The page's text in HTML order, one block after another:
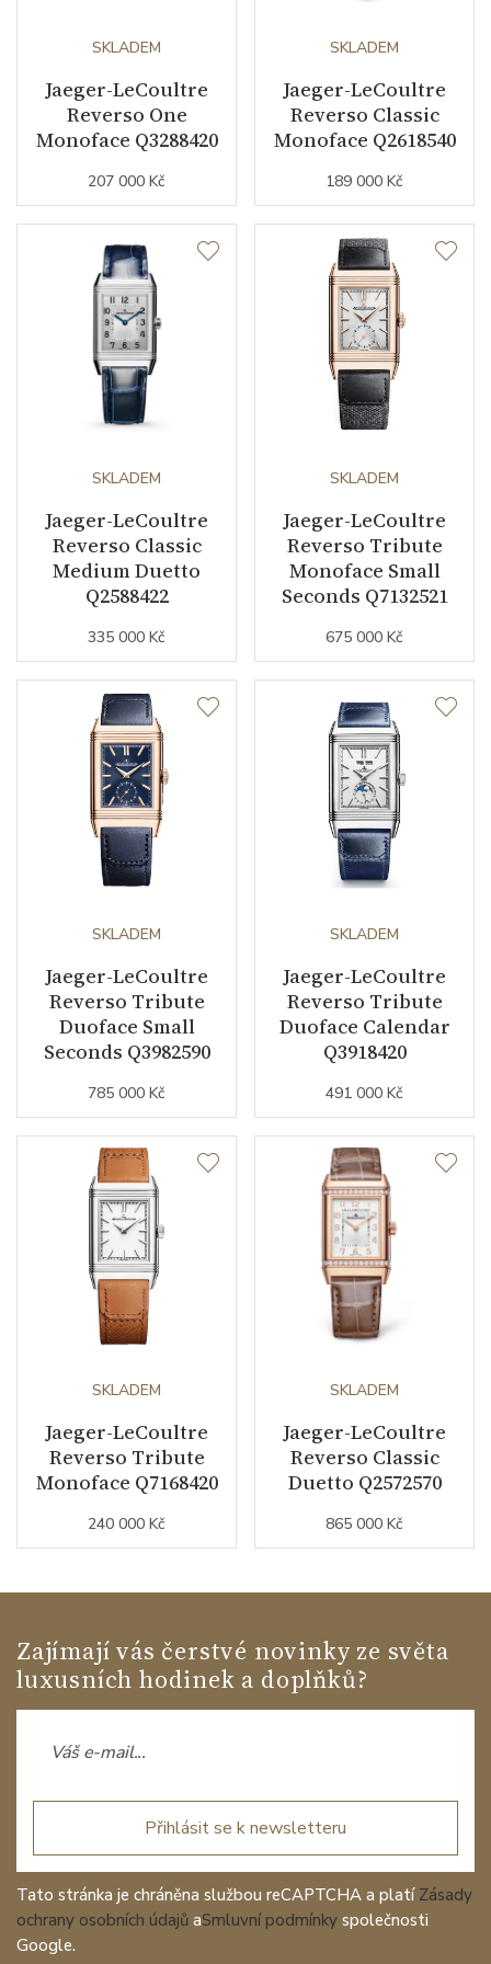
Kyvy strojku
Funkce
Datumovka
Barva číselníku
Indexy číselníku arabské číslice
Materiál řemínku telecí kůže
Barva řemínku
Šířka řemínku (nožky/spona) 20/18
Doplňující údaje
Záruční doba
nepodnikatelé (měsíců)
Modelová řada
SKLADEM
Jaeger-LeCoultre
Reverso One
Monoface Q3288420
207 000 Kč
SKLADEM
Jaeger-LeCoultre
Reverso Classic
Monoface Q2618540
189 000 Kč
SKLADEM
Jaeger-LeCoultre
Reverso Classic
Medium Duetto
Q2588422
335 000 Kč
SKLADEM
Jaeger-LeCoultre
Reverso Tribute
Monoface Small
Seconds Q7132521
675 000 Kč
SKLADEM
Jaeger-LeCoultre
Reverso Tribute
Duoface Small
Seconds Q3982590
785 000 Kč
SKLADEM
Jaeger-LeCoultre
Reverso Tribute
Duoface Calendar
Q3918420
491 000 Kč
SKLADEM
Jaeger-LeCoultre
Reverso Tribute
Monoface Q7168420
240 000 Kč
SKLADEM
Jaeger-LeCoultre
Reverso Classic
Duetto Q2572570
865 000 Kč
Zajímají vás čerstvé novinky ze světa
luxusních hodinek a doplňků?
Přihlásit se k newsletteru
Tato stránka je chráněna službou reCAPTCHA a platí Zásady
ochrany osobních údajů aSmluvní podmínky společnosti
Google.